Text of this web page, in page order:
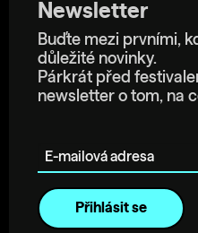
Newsletter
Buďte mezi prvními,
důležité novinky.
Párkrát před
newsletter o tom, na